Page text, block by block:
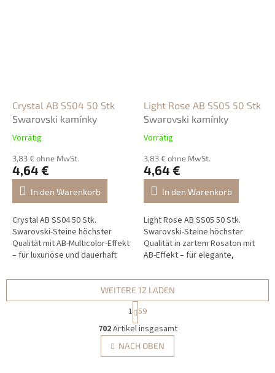
Crystal AB SS04 50 Stk
Swarovski kamínky
Vorrätig
3,83 € ohne MwSt.
4,64 €
In den Warenkorb
Crystal AB SS04 50 Stk.
Swarovski-Steine höchster
Qualität mit AB-Multicolor-Effekt
– für luxuriöse und dauerhaft
Light Rose AB SS05 50 Stk
Swarovski kamínky
Vorrätig
3,83 € ohne MwSt.
4,64 €
In den Warenkorb
Light Rose AB SS05 50 Stk.
Swarovski-Steine höchster
Qualität in zartem Rosaton mit
AB-Effekt – für elegante,
glänzende Nageldekorationen.
S
t
e
u
WEITERE 12 LADEN
P
a
g
i
n
i
1 59
702Artikel insgesamt
NACH OBEN